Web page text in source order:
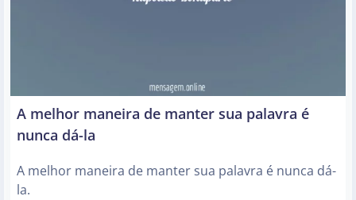
A melhor maneira de manter sua palavra é
nunca dá-la
A melhor maneira de manter sua palavra é nunca dá-
la.